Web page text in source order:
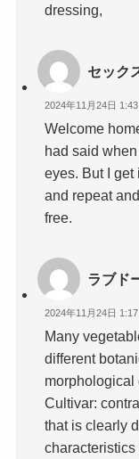
dressing,
セック
2024年11月24日
Welcome
had said
eyes. But I get
and repeat
free.
ラブド
2024年11月24日
Many
different
morphological
Cultivar:
that is clearly